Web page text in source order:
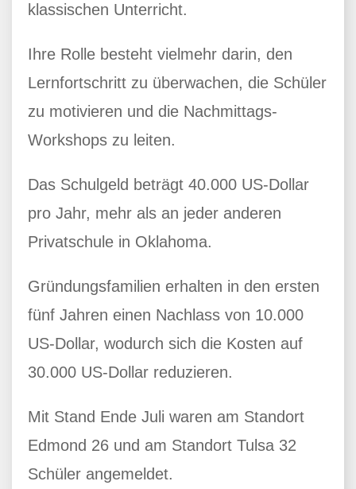
klassischen Unterricht.
Ihre Rolle besteht vielmehr darin, den
Lernfortschritt zu überwachen, die Schüler
zu motivieren und die Nachmittags-
Workshops zu leiten.
Das Schulgeld beträgt 40.000 US-Dollar
pro Jahr, mehr als an jeder anderen
Privatschule in Oklahoma.
Gründungsfamilien erhalten in den ersten
fünf Jahren einen Nachlass von 10.000
US-Dollar, wodurch sich die Kosten auf
30.000 US-Dollar reduzieren.
Mit Stand Ende Juli waren am Standort
Edmond 26 und am Standort Tulsa 32
Schüler angemeldet.